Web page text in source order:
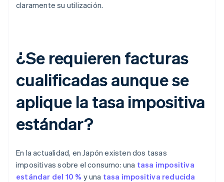
claramente su utilización.
¿Se requieren facturas
cualificadas aunque se
aplique la tasa impositiva
estándar?
En la actualidad, en Japón existen dos tasas
impositivas sobre el consumo: una tasa impositiva
estándar del 10 % y una tasa impositiva reducida